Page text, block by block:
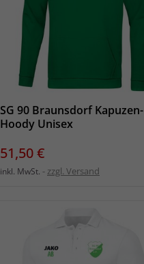
SG 90 Braunsdorf Kapuzen-
Hoody Unisex
Preis
51,50 €
inkl. MwSt. zzgl. Versand